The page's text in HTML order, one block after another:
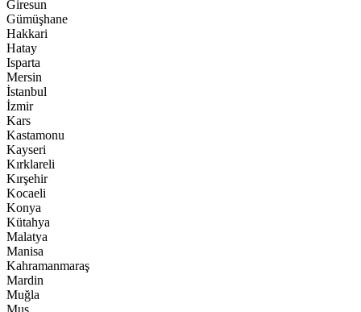
Giresun
Gümüşhane
Hakkari
Hatay
Isparta
Mersin
İstanbul
İzmir
Kars
Kastamonu
Kayseri
Kırklareli
Kırşehir
Kocaeli
Konya
Kütahya
Malatya
Manisa
Kahramanmaraş
Mardin
Muğla
Muş